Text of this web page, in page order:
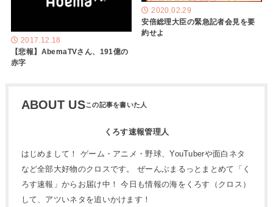
2017.12.18
【悲報】AbemaTVさん、191億の
赤字
2020.02.29
安倍総理大臣の緊急記者会見を要
約せよ
ABOUT US
くろす速報管理人
はじめまして！ ゲーム・アニメ・野球、YouTuberや面白ネタ
など全部大好物のクロスです。 ぜーんぶまるっとまとめて「く
ろす速報」からお届け中！ 今日も情報の海をくろす（クロス）
して、アツいネタを追いかけます！